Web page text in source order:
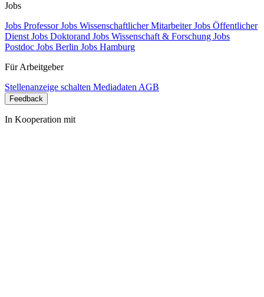
Jobs
Jobs ProfessorJobs Wissenschaftlicher MitarbeiterJobs Öffentlicher
Dienst Jobs Doktorand Jobs Wissenschaft & Forschung Jobs
Postdoc Jobs Berlin Jobs Hamburg
Für Arbeitgeber
Stellenanzeige schalten Mediadaten AGB
Feedback
In Kooperation mit